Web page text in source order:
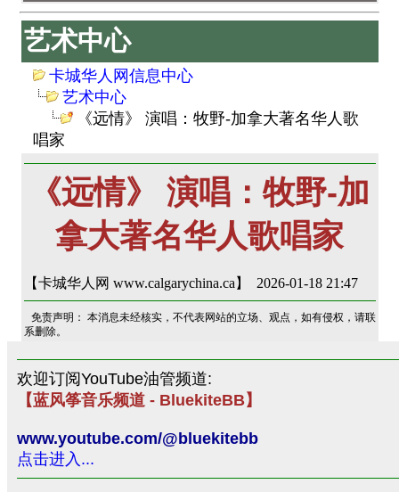
艺术中心
卡城华人网信息中心
艺术中心
《远情》 演唱：牧野-加拿大著名华人歌
唱家
《远情》 演唱：牧野-加
拿大著名华人歌唱家
【卡城华人网 www.calgarychina.ca】 2026-01-18 21:47
免责声明： 本消息未经核实，不代表网站的立场、观点，如有侵权，请联
系删除。
欢迎订阅YouTube油管频道:
【蓝风筝音乐频道 - BluekiteBB】
www.youtube.com/@bluekitebb
点击进入...